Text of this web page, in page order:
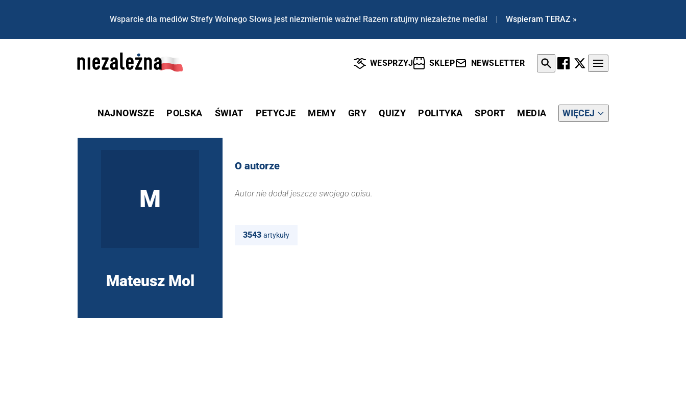
Wsparcie dla mediów Strefy Wolnego Słowa jest niezmiernie ważne! Razem ratujmy niezależne media! | Wspieram TERAZ »
WESPRZYJ SKLEP NEWSLETTER
NAJNOWSZE POLSKA ŚWIAT PETYCJE MEMY GRY QUIZY POLITYKA SPORT MEDIA WIĘCEJ
M
Mateusz Mol
O autorze
Autor nie dodał jeszcze swojego opisu.
3543 artykuły